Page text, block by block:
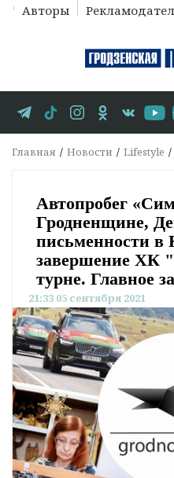
Авторы
Главная Новости Lifestyle
Автопробег
Гродненщине,
письменности в
завершение ХК
турне. Главное
21:33 05 сентября 2021